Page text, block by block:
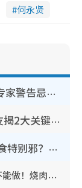
何永贤
行李清洁｜车轮脏过马桶58倍！专家警告忌用酒精擦 教1招免脏手除菌
装修拆铁闸随时变贼人目标？网友揭2大关键用途：装新款等于白装？附新旧铁闸分别
鬼门开2026｜农历七月撞正日全食特别邪？专家警告切忌做一事！揭4大禁忌+2招保平安
鬼门开2026｜8.13鬼节禁忌 22件事不能做！烧肉、刺身要少食？半夜勿吹口哨/打给个电话